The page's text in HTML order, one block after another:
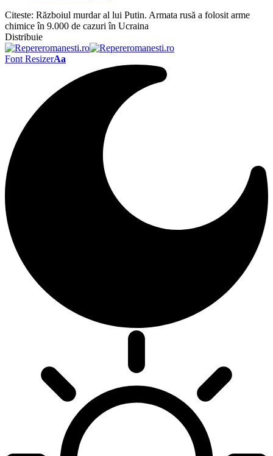
Citeste: Războiul murdar al lui Putin. Armata rusă a folosit arme
chimice în 9.000 de cazuri în Ucraina
Distribuie
Font ResizerAa